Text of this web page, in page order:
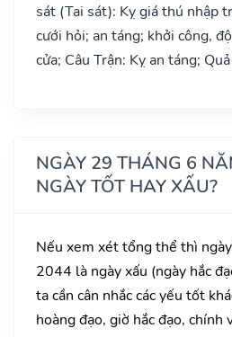
sát (Tai sát): Kỵ giá thú nhập
cưới hỏi; an táng; khởi công,
cửa; Câu Trận: Kỵ an táng;
NGÀY 29 THÁNG 6
NGÀY TỐT HAY XẤU?
Nếu xem xét tổng thể thì
2044 là ngày xấu (ngày hắc
ta cần cân nhắc các yếu tốt
hoàng đạo, giờ hắc đạo, chính